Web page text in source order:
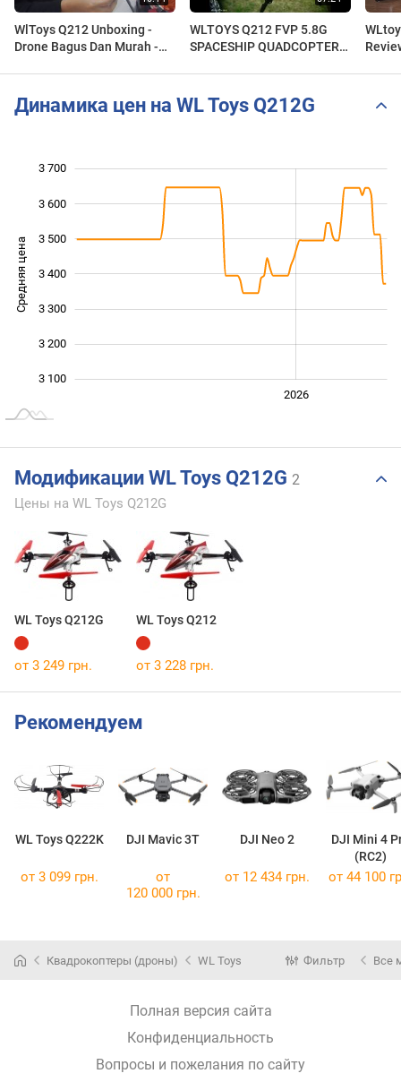
WlToys Q212 Unboxing -
Drone Bagus Dan Murah -
WLTOYS Q212 FVP 5.8G
SPACESHIP QUADCOPTER
Динамика цен на WL Toys Q212G
Средняя цена 3 100
3 100
3 200
3 300
3 400
3 500
3 600
3 700
2026
Модификации WL Toys Q212G 2
Цены на WL Toys Q212G
WL Toys Q212G WL Toys Q212
от 3 249 грн. от 3 228 грн.
Рекомендуем
WL Toys Q222K DJI Mavic 3T DJI Neo 2
DJI Mini 4
(RC2)
от 3 099 грн.
от
120 000 грн.
от 12 434 грн. от 44 100
Квадрокоптеры (дроны) WL Toys Фильтр Все
Полная версия сайта
Конфиденциальность
Вопросы и пожелания по сайту